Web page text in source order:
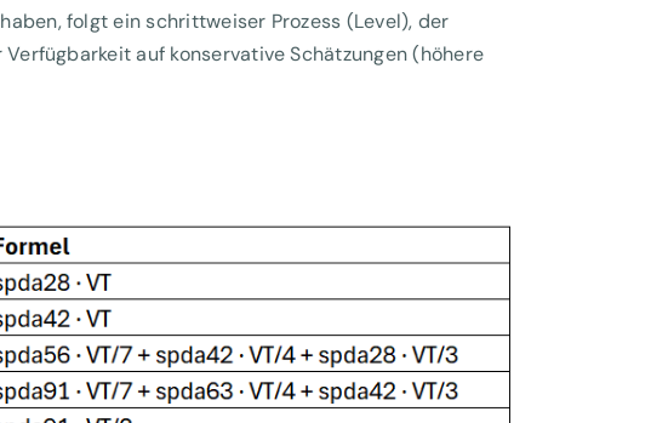
folgt ein schrittweiser Prozess (Level), der
auf konservative Schätzungen (höhere